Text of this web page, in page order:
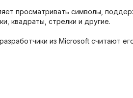
просматривать символы,
квадраты, стрелки и другие.
из Microsoft считают